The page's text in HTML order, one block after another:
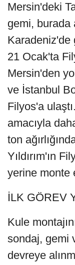
Mersin'deki
gemi, burada
Karadeniz'de
21 Ocak'ta
Mersin'den
ve İstanbul
Filyos'a
amacıyla
ton
Yıldırım'ın
yerine monte
İLK GÖREV
Kule
sondaj, gemi
devreye